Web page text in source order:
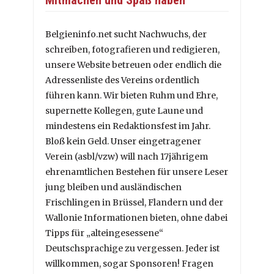
Belgieninfo.net sucht Nachwuchs, der
schreiben, fotografieren und redigieren,
unsere Website betreuen oder endlich die
Adressenliste des Vereins ordentlich
führen kann. Wir bieten Ruhm und Ehre,
supernette Kollegen, gute Laune und
mindestens ein Redaktionsfest im Jahr.
Bloß kein Geld. Unser eingetragener
Verein (asbl/vzw) will nach 17jährigem
ehrenamtlichen Bestehen für unsere Leser
jung bleiben und ausländischen
Frischlingen in Brüssel, Flandern und der
Wallonie Informationen bieten, ohne dabei
Tipps für „alteingesessene“
Deutschsprachige zu vergessen. Jeder ist
willkommen, sogar Sponsoren! Fragen